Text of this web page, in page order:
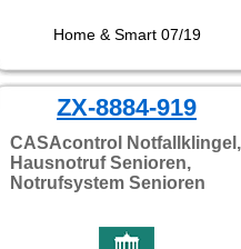
Home & Smart 07/19
ZX-8884-919
CASAcontrol Notfallklingel,
Hausnotruf Senioren,
Notrufsystem Senioren